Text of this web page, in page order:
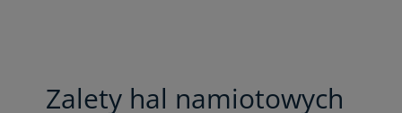
Zalety hal namiotowych